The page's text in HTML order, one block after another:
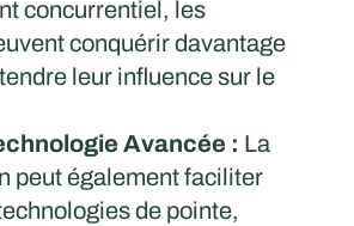
concurrentiel, les
conquérir davantage
leur influence sur le
Avancée : La
peut également faciliter
de pointe,